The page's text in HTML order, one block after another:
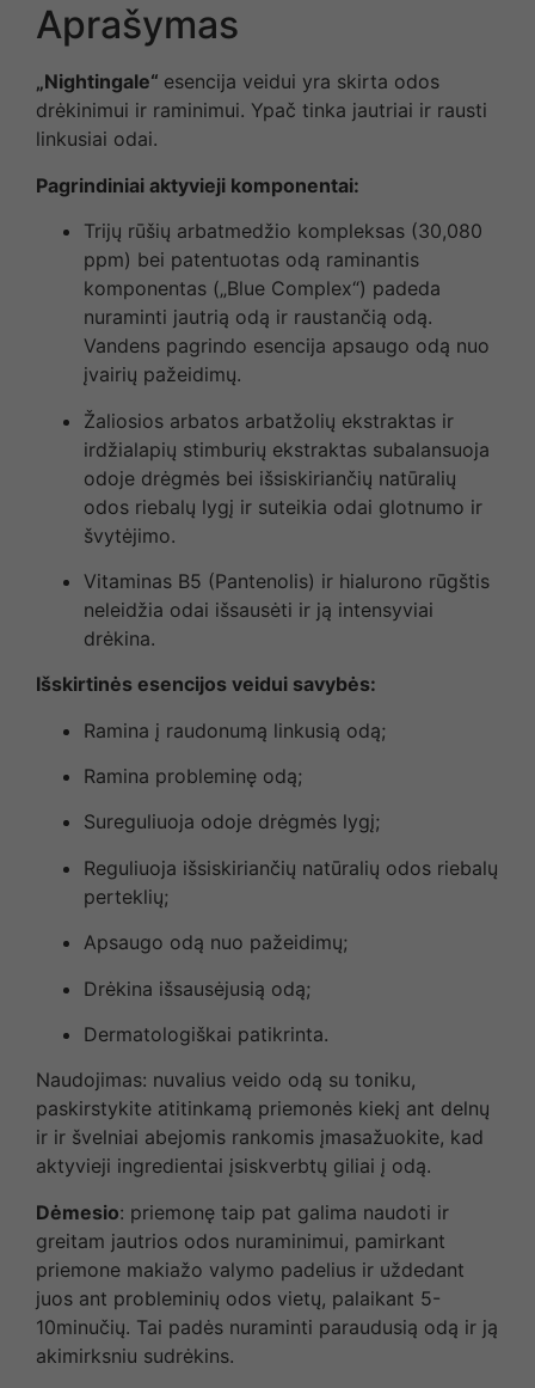
Aprašymas
„Nightingale“ esencija veidui yra skirta odos
drėkinimui ir raminimui. Ypač tinka jautriai ir rausti
linkusiai odai.
Pagrindiniai aktyvieji komponentai:
Trijų rūšių arbatmedžio kompleksas (30,080
ppm) bei patentuotas odą raminantis
komponentas („Blue Complex“) padeda
nuraminti jautrią odą ir raustančią odą.
Vandens pagrindo esencija apsaugo odą nuo
įvairių pažeidimų.
Žaliosios arbatos arbatžolių ekstraktas ir
irdžialapių stimburių ekstraktas subalansuoja
odoje drėgmės bei išsiskiriančių natūralių
odos riebalų lygį ir suteikia odai glotnumo ir
švytėjimo.
Vitaminas B5 (Pantenolis) ir hialurono rūgštis
neleidžia odai išsausėti ir ją intensyviai
drėkina.
Išskirtinės esencijos veidui savybės:
Ramina į raudonumą linkusią odą;
Ramina probleminę odą;
Sureguliuoja odoje drėgmės lygį;
Reguliuoja išsiskiriančių natūralių odos riebalų
perteklių;
Apsaugo odą nuo pažeidimų;
Drėkina išsausėjusią odą;
Dermatologiškai patikrinta.
Naudojimas: nuvalius veido odą su toniku,
paskirstykite atitinkamą priemonės kiekį ant delnų
ir ir švelniai abejomis rankomis įmasažuokite, kad
aktyvieji ingredientai įsiskverbtų giliai į odą.
Dėmesio: priemonę taip pat galima naudoti ir
greitam jautrios odos nuraminimui, pamirkant
priemone makiažo valymo padelius ir uždedant
juos ant probleminių odos vietų, palaikant 5-
10minučių. Tai padės nuraminti paraudusią odą ir ją
akimirksniu sudrėkins.